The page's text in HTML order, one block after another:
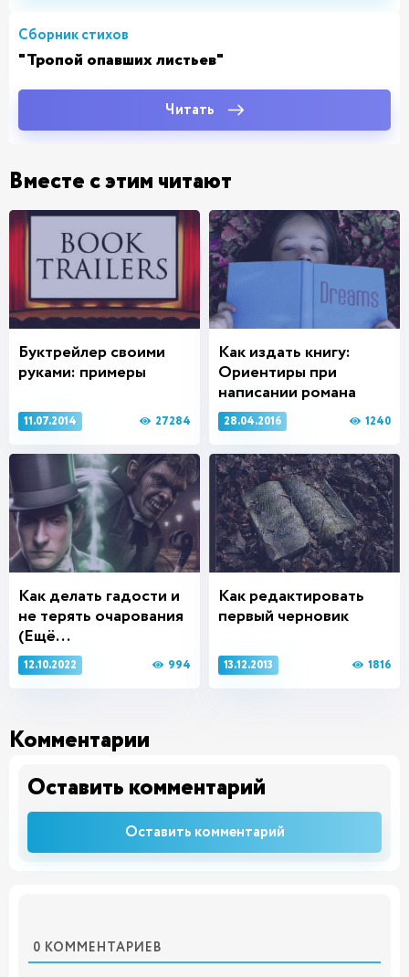
Сборник стихов
"Тропой опавших листьев"
Читать
Вместе с этим читают
Буктрейлер своими
руками: примеры
11.07.2014 27284
Как делать гадости и
не терять очарования
(Ещё...
12.10.2022 994
Как редактировать
первый черновик
13.12.2013 1816
Как издать книгу:
Ориентиры при
написании романа
28.04.2016 1240
Комментарии
Оставить комментарий
Оставить комментарий
0 КОММЕНТАРИЕВ